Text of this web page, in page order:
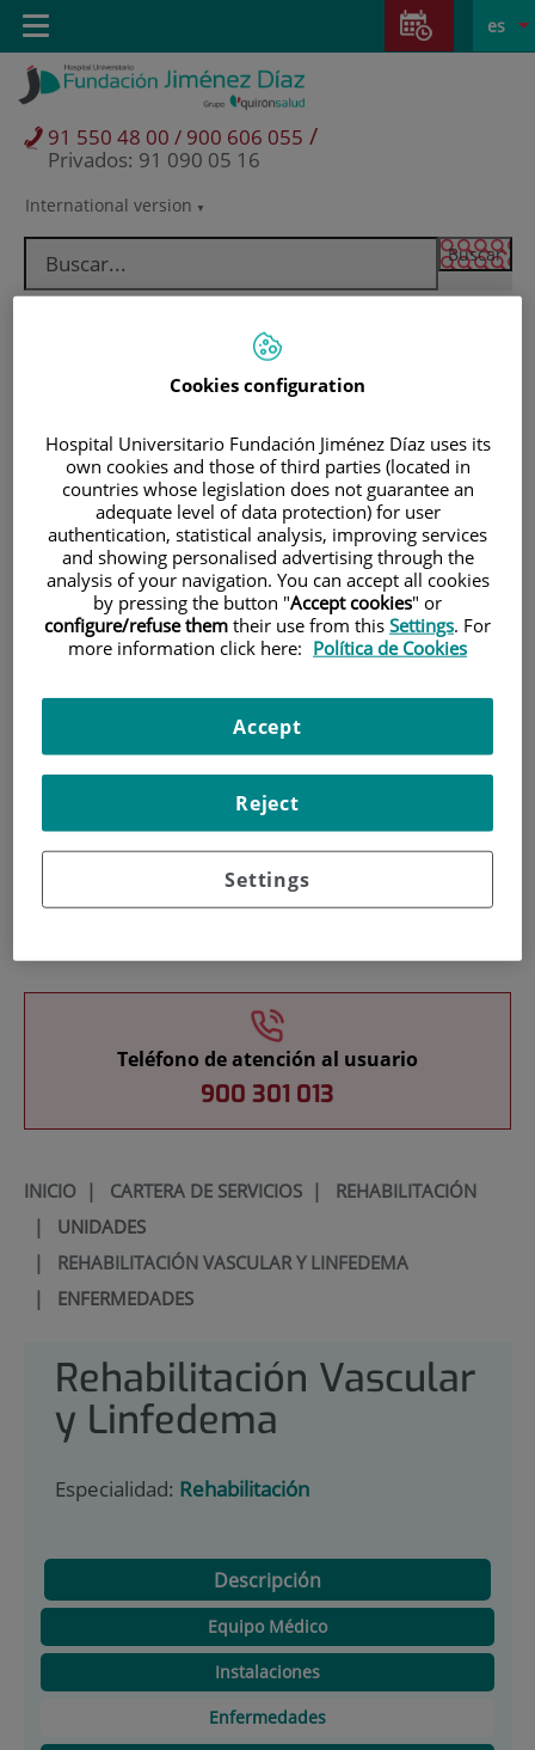
Saltar al contenido
Saltar
contenido
Selector
idioma
activo
es
International version
91 550 48 00 / 900 606 055 /
Privados: 91 090 05 16
Toggle
navigation
Pacientes y visitantes
Investigación
Teléfono de atención al usuario
900 301 013
INICIO| CARTERA DE SERVICIOS| REHABILITACIÓN
| UNIDADES
| REHABILITACIÓN VASCULAR Y LINFEDEMA
| ENFERMEDADES
Rehabilitación Vascular
y Linfedema
Especialidad: Rehabilitación
Descripción
Equipo Médico
Instalaciones
Enfermedades
Cookies configuration
Hospital Universitario Fundación Jiménez Díaz uses its
own cookies and those of third parties (located in
countries whose legislation does not guarantee an
adequate level of data protection) for user
authentication, statistical analysis, improving services
and showing personalised advertising through the
analysis of your navigation. You can accept all cookies
by pressing the button "Accept cookies" or
configure/refuse them their use from this Settings. For
more information click here: Política de Cookies
Settings
Reject
Accept